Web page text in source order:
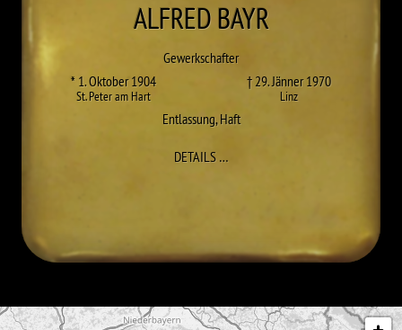
ALFREDBAYR
Gewerkschafter
* 1. Oktober 1904
St. Peter am Hart
† 29. Jänner 1970
Linz
Entlassung,Haft
DETAILS…ZU ALFRED BAYR
Karte überspringen